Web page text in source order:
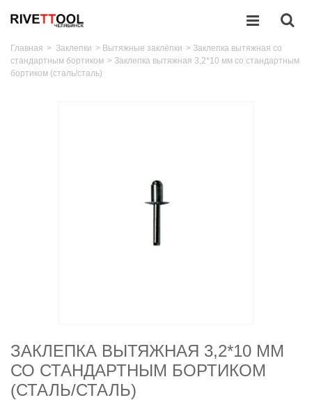
Главная > Заклепки > Вытяжные заклёпки > Заклепка вытяжная со
стандартным бортиком > Заклепка вытяжная 3,2*10 мм со стандартным
бортиком (сталь/сталь)
ЗАКЛЕПКА ВЫТЯЖНАЯ 3,2*10 ММ
СО СТАНДАРТНЫМ БОРТИКОМ
(СТАЛЬ/СТАЛЬ)